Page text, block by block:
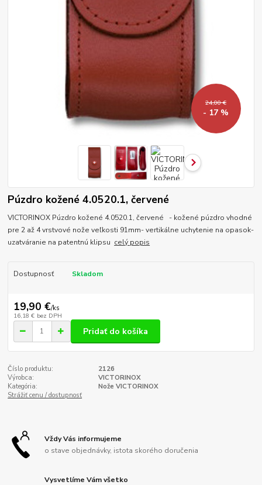
24,00 €
- 17 %
Púzdro kožené 4.0520.1, červené
VICTORINOX Púzdro kožené 4.0520.1, červené - kožené púzdro vhodné
pre 2 až 4 vrstvové nože veľkosti 91mm- vertikálne uchytenie na opasok-
uzatváranie na patentnú klipsu celý popis
Dostupnosť Skladom
19,90 €/ks
16,18 € bez DPH
Pridať do košíka
Číslo produktu:
2126
Výrobca:
VICTORINOX
Kategória:
Nože VICTORINOX
Strážiť cenu / dostupnosť
Vždy Vás informujeme
o stave objednávky, istota skorého doručenia
Vysvetlíme Vám všetko